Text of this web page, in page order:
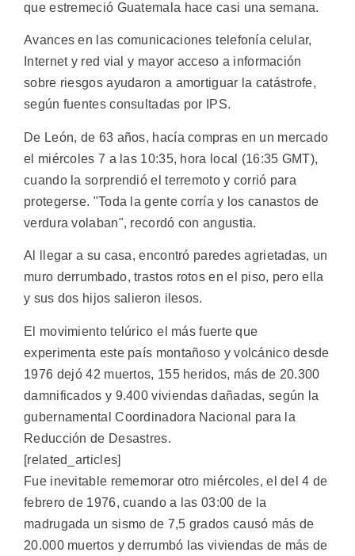
que estremeció Guatemala hace casi una semana.
Avances en las comunicaciones telefonía celular,
Internet y red vial y mayor acceso a información
sobre riesgos ayudaron a amortiguar la catástrofe,
según fuentes consultadas por IPS.
De León, de 63 años, hacía compras en un mercado
el miércoles 7 a las 10:35, hora local (16:35 GMT),
cuando la sorprendió el terremoto y corrió para
protegerse. "Toda la gente corría y los canastos de
verdura volaban", recordó con angustia.
Al llegar a su casa, encontró paredes agrietadas, un
muro derrumbado, trastos rotos en el piso, pero ella
y sus dos hijos salieron ilesos.
El movimiento telúrico el más fuerte que
experimenta este país montañoso y volcánico desde
1976 dejó 42 muertos, 155 heridos, más de 20.300
damnificados y 9.400 viviendas dañadas, según la
gubernamental Coordinadora Nacional para la
Reducción de Desastres.
[related_articles]
Fue inevitable rememorar otro miércoles, el del 4 de
febrero de 1976, cuando a las 03:00 de la
madrugada un sismo de 7,5 grados causó más de
20.000 muertos y derrumbó las viviendas de más de